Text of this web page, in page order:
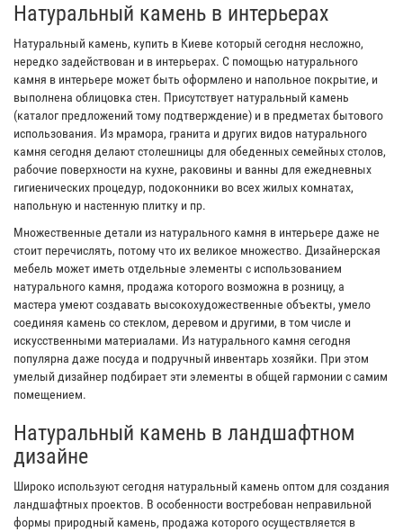
Натуральный камень в интерьерах
Натуральный камень, купить в Киеве который сегодня несложно,
нередко задействован и в интерьерах. С помощью натурального
камня в интерьере может быть оформлено и напольное покрытие, и
выполнена облицовка стен. Присутствует натуральный камень
(каталог предложений тому подтверждение) и в предметах бытового
использования. Из мрамора, гранита и других видов натурального
камня сегодня делают столешницы для обеденных семейных столов,
рабочие поверхности на кухне, раковины и ванны для ежедневных
гигиенических процедур, подоконники во всех жилых комнатах,
напольную и настенную плитку и пр.
Множественные детали из натурального камня в интерьере даже не
стоит перечислять, потому что их великое множество. Дизайнерская
мебель может иметь отдельные элементы с использованием
натурального камня, продажа которого возможна в розницу, а
мастера умеют создавать высокохудожественные объекты, умело
соединяя камень со стеклом, деревом и другими, в том числе и
искусственными материалами. Из натурального камня сегодня
популярна даже посуда и подручный инвентарь хозяйки. При этом
умелый дизайнер подбирает эти элементы в общей гармонии с самим
помещением.
Натуральный камень в ландшафтном
дизайне
Широко используют сегодня натуральный камень оптом для создания
ландшафтных проектов. В особенности востребован неправильной
формы природный камень, продажа которого осуществляется в